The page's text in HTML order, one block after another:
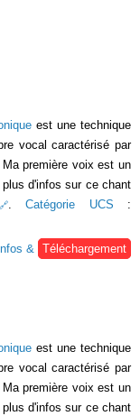
est une technique
vocal caractérisé par
première voix est un
d'infos sur ce chant
.Catégorie UCS :
&
Téléchargement
est une technique
vocal caractérisé par
première voix est un
d'infos sur ce chant